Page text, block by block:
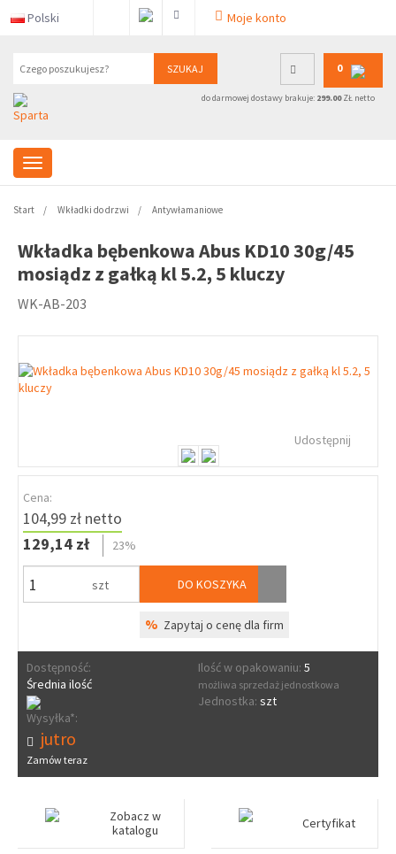
Polski Moje konto
SZUKAJ 0
do darmowej dostawy brakuje: 299.00ZŁ netto
Start Wkładki do drzwi Antywłamaniowe
Wkładka bębenkowa Abus KD10 30g/45
mosiądz z gałką kl 5.2, 5 kluczy
WK-AB-203
Udostępnij
Cena:
104,99 zł netto
129,14 zł
23%
szt DO KOSZYKA
% Zapytaj o cenę dla firm
Dostępność:
Średnia ilość
Ilość w opakowaniu: 5
możliwa sprzedaż jednostkowa
Jednostka: szt
Wysyłka*:
jutro
Zamów teraz
Zobacz w
katalogu
Certyfikat